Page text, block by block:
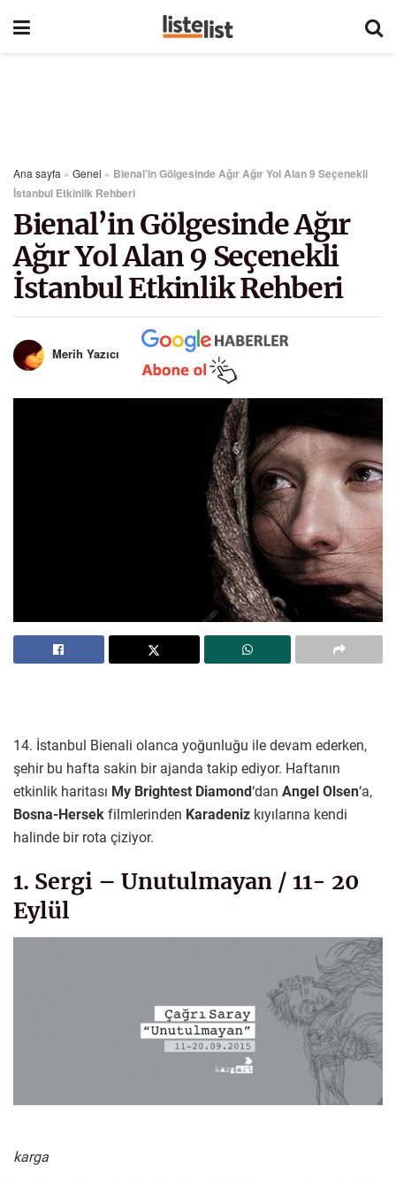
Ana sayfa » Genel » Bienal’in Gölgesinde Ağır Ağır Yol Alan 9 Seçenekli
İstanbul Etkinlik Rehberi
Bienal’in Gölgesinde Ağır
Ağır Yol Alan 9 Seçenekli
İstanbul Etkinlik Rehberi
Merih Yazıcı
14. İstanbul Bienali olanca yoğunluğu ile devam ederken,
şehir bu hafta sakin bir ajanda takip ediyor. Haftanın
etkinlik haritası My Brightest Diamond‘dan Angel Olsen‘a,
Bosna-Hersek filmlerinden Karadeniz kıyılarına kendi
halinde bir rota çiziyor.
1. Sergi – Unutulmayan / 11- 20
Eylül
karga